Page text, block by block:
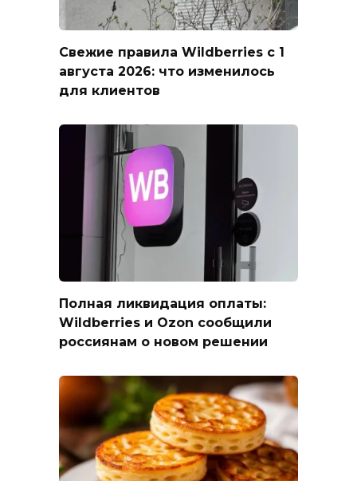
Свежие правила Wildberries с 1
августа 2026: что изменилось
для клиентов
Полная ликвидация оплаты:
Wildberries и Ozon сообщили
россиянам о новом решении